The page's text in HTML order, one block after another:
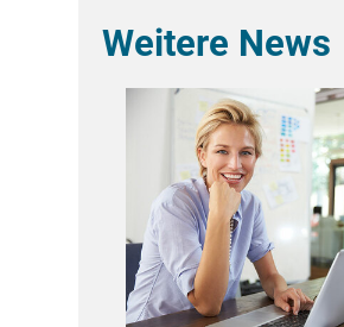
Weitere News